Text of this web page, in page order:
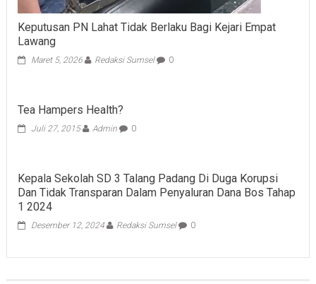
Keputusan PN Lahat Tidak Berlaku Bagi Kejari Empat
Lawang
Maret 5, 2026 Redaksi Sumsel 0
Tea Hampers Health?
Juli 27, 2015 Admin 0
Kepala Sekolah SD 3 Talang Padang Di Duga Korupsi
Dan Tidak Transparan Dalam Penyaluran Dana Bos Tahap
1 2024
Desember 12, 2024 Redaksi Sumsel 0